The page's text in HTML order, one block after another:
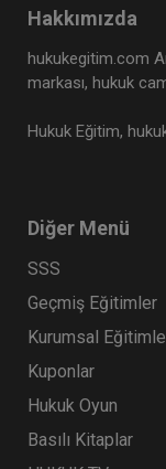
Hakkımızda
hukukegitim.com
markası, hukuk
Hukuk Eğitim,
Diğer Menü
SSS
Geçmiş Eğitimler
Kurumsal
Kuponlar
Hukuk Oyun
Basılı Kitaplar